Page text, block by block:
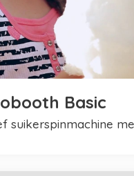
Basic
suikerspinmachine